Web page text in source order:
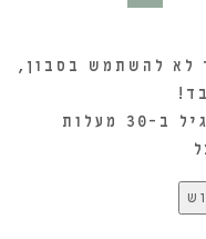
לא להשתמש בסבון,
מעלות